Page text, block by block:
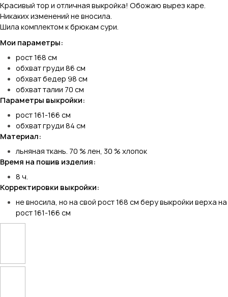
Красивый тор и отличная выкройка! Обожаю вырез каре.
Никаких изменений не вносила.
Шила комплектом к брюкам сури.
Мои параметры:
рост 168 см
обхват груди 86 см
обхват бедер 98 см
обхват талии 70 см
Параметры выкройки:
рост 161-166 см
обхват груди 84 см
Материал:
льняная ткань. 70 % лен, 30 % хлопок
Время на пошив изделия:
8 ч.
Корректировки выкройки:
не вносила, но на свой рост 168 см беру выкройки верха на
рост 161-166 см